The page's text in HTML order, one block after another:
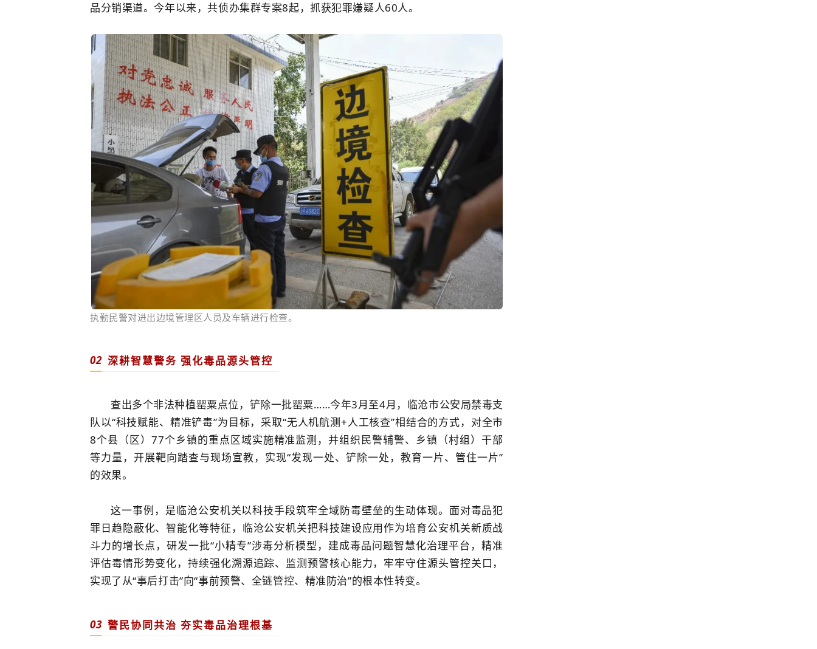
品分销渠道。今年以来，共侦办集群专案8起，抓获犯罪嫌疑人60人。
执勤民警对进出边境管理区人员及车辆进行检查。
02 深耕智慧警务 强化毒品源头管控
查出多个非法种植罂粟点位，铲除一批罂粟……今年3月至4月，临沧市公安局禁毒支
队以“科技赋能、精准铲毒”为目标，采取“无人机航测+人工核查”相结合的方式，对全市
8个县（区）77个乡镇的重点区域实施精准监测，并组织民警辅警、乡镇（村组）干部
等力量，开展靶向踏查与现场宣教，实现“发现一处、铲除一处，教育一片、管住一片”
的效果。
这一事例，是临沧公安机关以科技手段筑牢全域防毒壁垒的生动体现。面对毒品犯
罪日趋隐蔽化、智能化等特征，临沧公安机关把科技建设应用作为培育公安机关新质战
斗力的增长点，研发一批“小精专”涉毒分析模型，建成毒品问题智慧化治理平台，精准
评估毒情形势变化，持续强化溯源追踪、监测预警核心能力，牢牢守住源头管控关口，
实现了从“事后打击”向“事前预警、全链管控、精准防治”的根本性转变。
03 警民协同共治 夯实毒品治理根基